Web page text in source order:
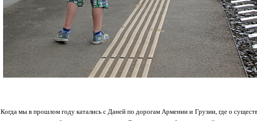
Когда мы в прошлом году катались с Даней по дорогам Армении и Грузии, где о